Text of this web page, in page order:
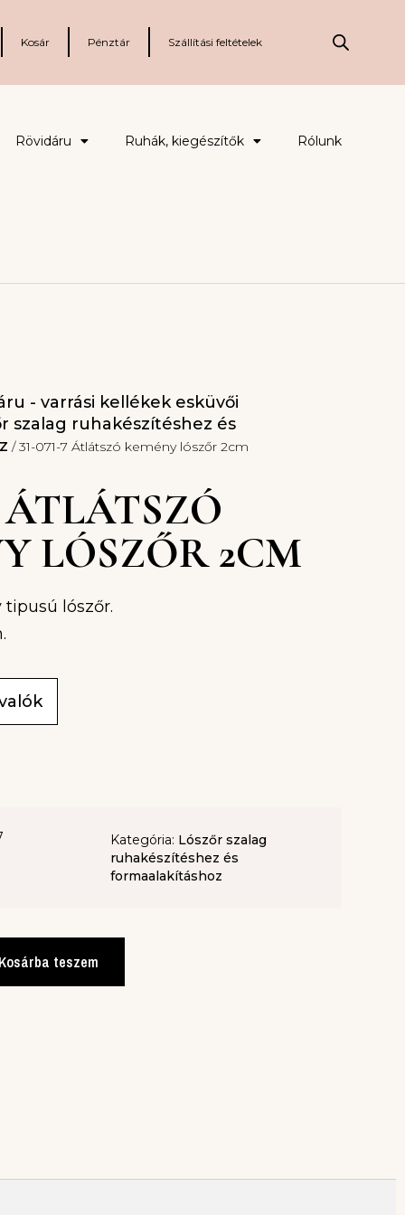
Kosár Pénztár Szállítási feltételek
Rövidáru Ruhák, kiegészítők Rólunk
- varrási kellékek esküvői
szalag ruhakészítéshez és
/ 31-071-7 Átlátszó kemény lószőr 2cm
ÁTLÁTSZÓ
LÓSZŐR 2CM
lószőr.
Kategória: Lószőr szalag
ruhakészítéshez és
formaalakításhoz
teszem